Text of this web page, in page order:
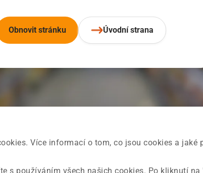
Více informací o tom, co jsou cookies a jaké
s používáním všech našich cookies. Po kliknutí na
Obnovit stránku Úvodní strana